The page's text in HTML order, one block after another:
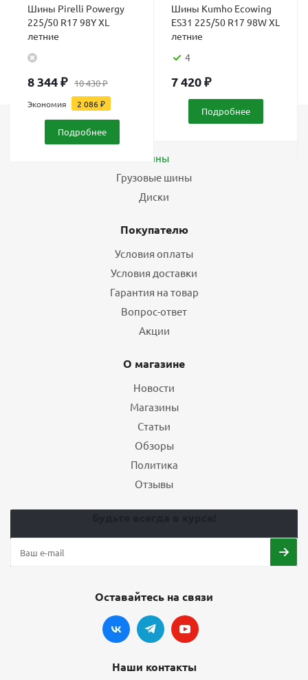
Шины Pirelli Powergy
225/50 R17 98Y XL
летние
8 344₽ 10 430₽
Экономия 2 086₽
Подробнее
Шины Kumho Ecowing
ES31 225/50 R17 98W XL
летние
4
7 420₽
Подробнее
Шины
Грузовые шины
Диски
Покупателю
Условия оплаты
Условия доставки
Гарантия на товар
Вопрос-ответ
Акции
О магазине
Новости
Магазины
Статьи
Обзоры
Политика
Отзывы
Оставайтесь на связи
Наши контакты